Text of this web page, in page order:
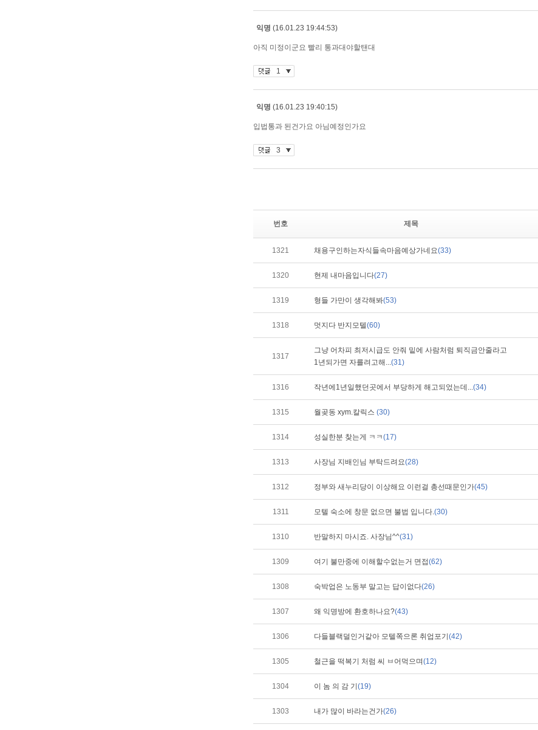
번호 제목
1321 채용구인하는자식들속마음예상가네요(33)
1320 현제 내마음입니다(27)
1319 형들 가만이 생각해봐(53)
1318 멋지다 반지모텔(60)
1317
그냥 어차피 최저시급도 안줘 밑에 사람처럼 퇴직금안줄라고
1년되가면 자를려고해...(31)
1316 작년에1년일했던곳에서 부당하게 해고되었는데...(34)
1315 월곶동 xym.칼릭스 (30)
1314 성실한분 찾는게 ㅋㅋ(17)
1313 사장님 지배인님 부탁드려요(28)
1312 정부와 새누리당이 이상해요 이런걸 총선때문인가(45)
1311 모텔 숙소에 창문 없으면 불법 입니다.(30)
1310 반말하지 마시죠. 사장님^^(31)
1309 여기 불만중에 이해할수없는거 면접(62)
1308 숙박업은 노동부 말고는 답이없다(26)
1307 왜 익명방에 환호하나요?(43)
1306 다들블랙덜인거같아 모텔쪽으론 취업포기 (42)
1305 철근을 떡복기 처럼 씨 ㅂ어먹으며(12)
1304 이 놈 의 감 기 (19)
1303 내가 많이 바라는건가(26)